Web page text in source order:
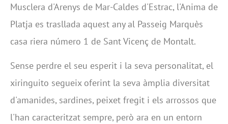
Musclera d'Arenys de Mar-Caldes d'Estrac, l'Anima de
Platja es trasllada aquest any al Passeig Marquès
casa riera número 1 de Sant Vicenç de Montalt.
Sense perdre el seu esperit i la seva personalitat, el
xiringuito segueix oferint la seva àmplia diversitat
d'amanides, sardines, peixet fregit i els arrossos que
l'han caracteritzat sempre, però ara en un entorn